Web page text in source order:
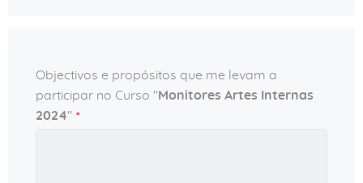
Objectivos e propósitos que me levam a
participar no Curso "Monitores Artes Internas
2024" *